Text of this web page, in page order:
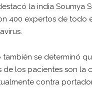
la india Soumya
400 expertos de todo
también se determinó
de los pacientes son la
contra